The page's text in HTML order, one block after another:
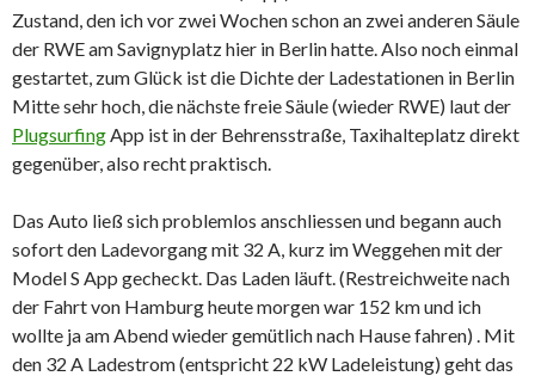
Zustand, den ich vor zwei Wochen schon an zwei anderen Säule
der RWE am Savignyplatz hier in Berlin hatte. Also noch einmal
gestartet, zum Glück ist die Dichte der Ladestationen in Berlin
Mitte sehr hoch, die nächste freie Säule (wieder RWE) laut der
PlugsurfingApp ist in der Behrensstraße, Taxihalteplatz direkt
gegenüber, also recht praktisch.
Das Auto ließ sich problemlos anschliessen und begann auch
sofort den Ladevorgang mit 32 A, kurz im Weggehen mit der
Model S App gecheckt. Das Laden läuft. (Restreichweite nach
der Fahrt von Hamburg heute morgen war 152 km und ich
wollte ja am Abend wieder gemütlich nach Hause fahren) . Mit
den 32 A Ladestrom (entspricht 22 kW Ladeleistung) geht das